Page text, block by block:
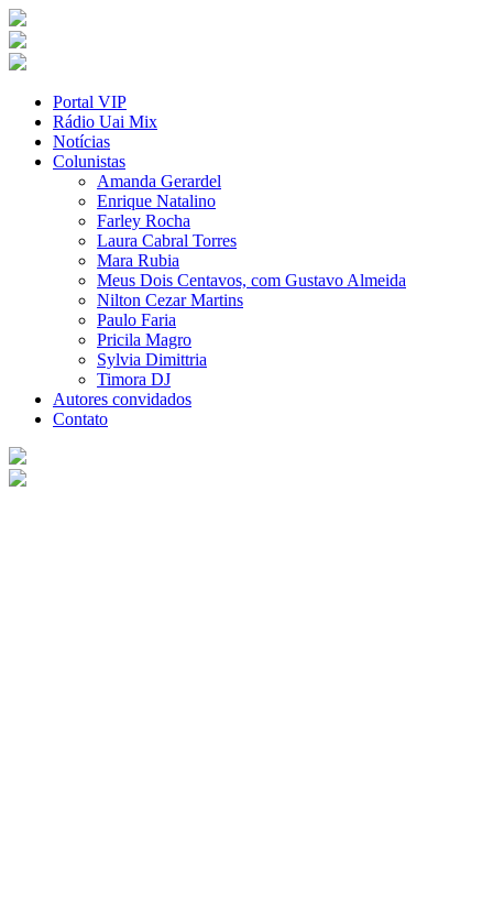
Portal VIP
Rádio Uai Mix
Notícias
Colunistas
Amanda Gerardel
Enrique Natalino
Farley Rocha
Laura Cabral Torres
Mara Rubia
Meus Dois Centavos, com Gustavo Almeida
Nilton Cezar Martins
Paulo Faria
Pricila Magro
Sylvia Dimittria
Timora DJ
Autores convidados
Contato